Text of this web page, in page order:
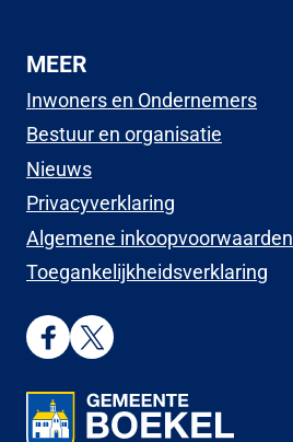
MEER
Inwoners en Ondernemers
Bestuur en organisatie
Nieuws
Privacyverklaring
Algemene inkoopvoorwaarden
Toegankelijkheidsverklaring